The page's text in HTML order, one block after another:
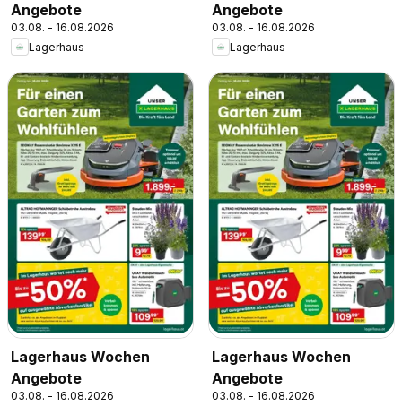
Angebote
03.08. - 16.08.2026
Lagerhaus
Angebote
03.08. - 16.08.2026
Lagerhaus
Lagerhaus Wochen
Angebote
03.08. - 16.08.2026
Lagerhaus Wochen
Angebote
03.08. - 16.08.2026